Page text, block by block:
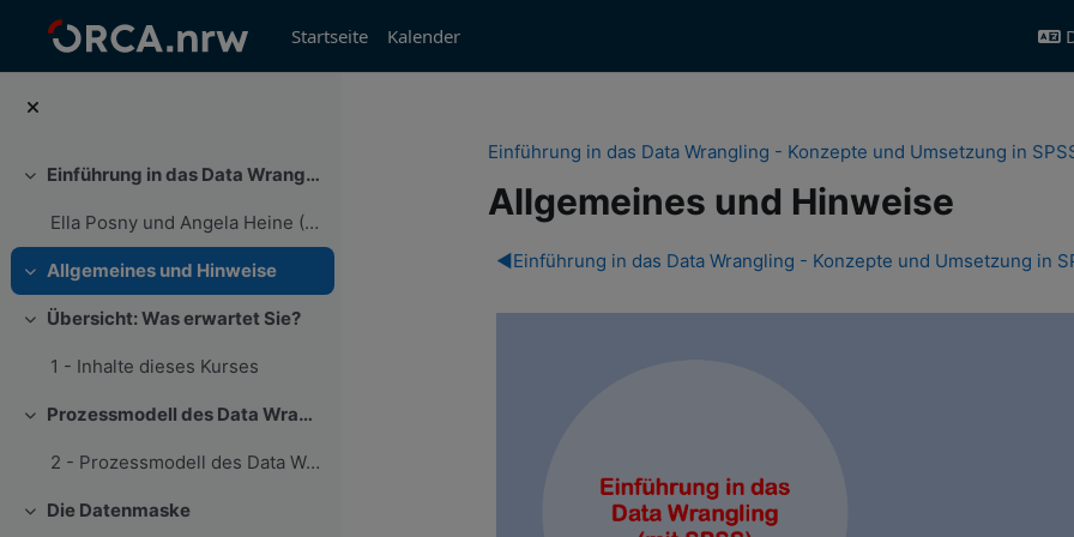
Startseite Kalender
Einklappen Einführung in das Data Wrangling - Konzepte und Umsetzung in SPSS
Ella Posny und Angela Heine (2024...
Einklappen
Allgemeines und Hinweise
Einklappen
Übersicht: Was erwartet Sie?
1 - Inhalte dieses Kurses
Einklappen Prozessmodell des Data Wrangling
2 - Prozessmodell des Data Wrangling
Einklappen
Die Datenmaske
Einführung in das Data Wrangling - Konzepte und Umsetzung in
Allgemeines und Hinweise
Abschnittsübersicht
◀︎Einführung in das Data Wrangling - Konzepte und Umsetzung in